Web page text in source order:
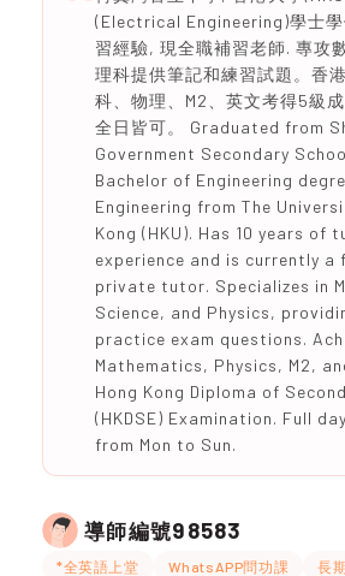
(Electrical Engineering)學士學
習經驗, 現全職補習老師. 專攻
理科提供筆記和練習試題。香
科、物理、M2、英文考得5級
全日皆可。 Graduated from
Government Secondary
Bachelor of Engineering
Engineering from The
Kong (HKU). Has 10 years of
experience and is currently a
private tutor. Specializes in
Science, and Physics,
practice exam questions.
Mathematics, Physics, M2,
Hong Kong Diploma of
(HKDSE) Examination. Full
from Mon to Sun.
導師編號98583
*全英語上堂 WhatsAPP問功課 長